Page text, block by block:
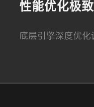
性能优化极致
底层引擎深度优化